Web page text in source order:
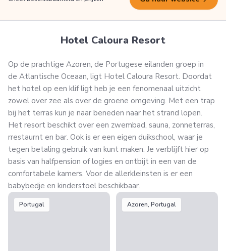
Hotel Caloura Resort
Op de prachtige Azoren, de Portugese eilanden groep in
de Atlantische Oceaan, ligt Hotel Caloura Resort. Doordat
het hotel op een klif ligt heb je een fenomenaal uitzicht
zowel over zee als over de groene omgeving. Met een trap
bij het terras kun je naar beneden naar het strand lopen.
Het resort beschikt over een zwembad, sauna, zonneterras,
rrestaurnt en bar. Ook is er een eigen duikschool, waar je
tegen betaling gebruik van kunt maken. Je verblijft hier op
basis van halfpension of logies en ontbijt in een van de
comfortabele kamers. Voor de allerkleinsten is er een
babybedje en kinderstoel beschikbaar.
Portugal Azoren, Portugal